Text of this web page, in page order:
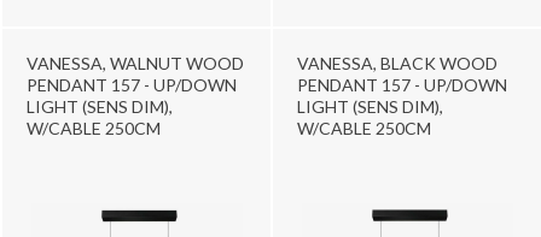
VANESSA, WALNUT WOOD
PENDANT 157 - UP/DOWN
LIGHT (SENS DIM),
W/CABLE 250CM
VANESSA, BLACK WOOD
PENDANT 157 - UP/DOWN
LIGHT (SENS DIM),
W/CABLE 250CM